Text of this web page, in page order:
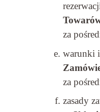
za
warunki i
za
zasady